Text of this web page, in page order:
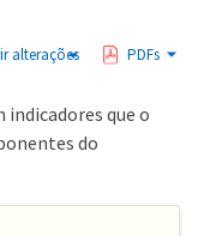
alterações PDFs
que o
do